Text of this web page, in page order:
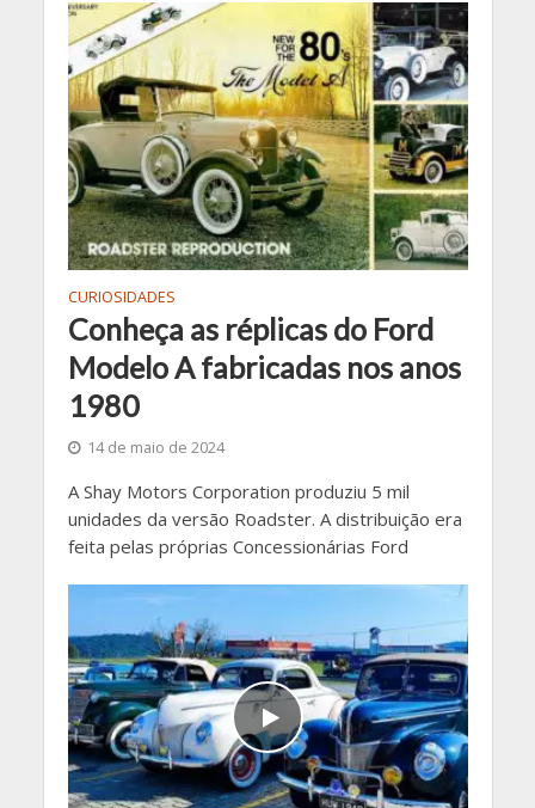
CURIOSIDADES
Conheça as réplicas do Ford
Modelo A fabricadas nos anos
1980
14 de maio de 2024
A Shay Motors Corporation produziu 5 mil
unidades da versão Roadster. A distribuição era
feita pelas próprias Concessionárias Ford